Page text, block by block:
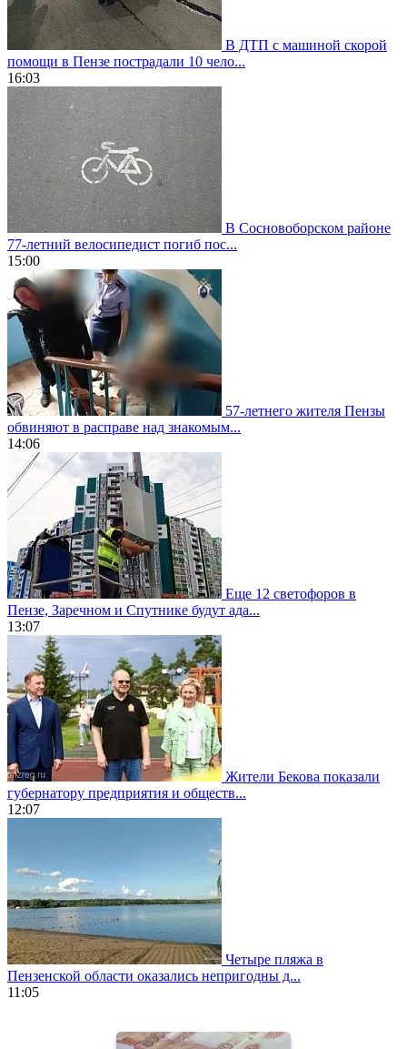
В ДТП с машиной скорой
помощи в Пензе пострадали 10 чело...
16:03
В Сосновоборском районе
77-летний велосипедист погиб пос...
15:00
57-летнего жителя Пензы
обвиняют в расправе над знакомым...
14:06
Еще 12 светофоров в
Пензе, Заречном и Спутнике будут ада...
13:07
Жители Бекова показали
губернатору предприятия и обществ...
12:07
Четыре пляжа в
Пензенской области оказались непригодны д...
11:05